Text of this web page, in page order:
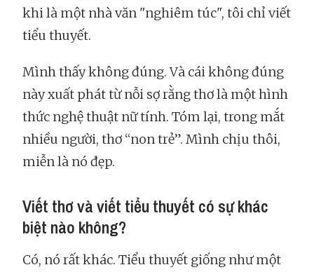
khi là một nhà văn "nghiêm túc", tôi chỉ viết
tiểu thuyết.
Mình thấy không đúng. Và cái không đúng
này xuất phát từ nỗi sợ rằng thơ là một hình
thức nghệ thuật nữ tính. Tóm lại, trong mắt
nhiều người, thơ “non trẻ”. Mình chịu thôi,
miễn là nó đẹp.
Viết thơ và viết tiểu thuyết có sự khác
biệt nào không?
Có, nó rất khác. Tiểu thuyết giống như một